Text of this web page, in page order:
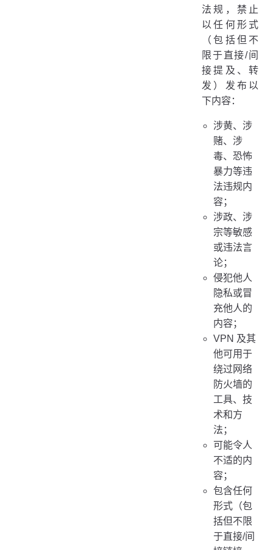
法规，禁止
以任何形式
（包括但不
限于直接/间
接提及、转
发）发布以
下内容：
涉黄、涉
赌、涉
毒、恐怖
暴力等违
法违规内
容；
涉政、涉
宗等敏感
或违法言
论；
侵犯他人
隐私或冒
充他人的
内容；
VPN 及其
他可用于
绕过网络
防火墙的
工具、技
术和方
法；
可能令人
不适的内
容；
包含任何
形式（包
括但不限
于直接/间